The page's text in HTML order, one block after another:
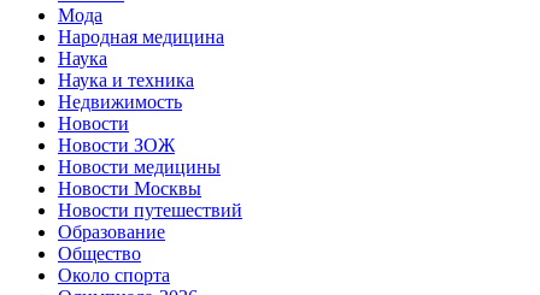
Мода
Народная медицина
Наука
Наука и техника
Недвижимость
Новости
Новости ЗОЖ
Новости медицины
Новости Москвы
Новости путешествий
Образование
Общество
Около спорта